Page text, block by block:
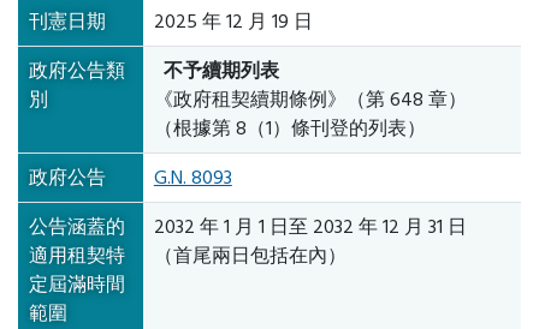
刊憲日期
2025 年 12 月 19 日
政府公告類
別
不予續期列表
《政府租契續期條例》（第 648 章）
（根據第 8（1）條刊登的列表）
政府公告
G.N. 8093
公告涵蓋的
適用租契特
定屆滿時間
範圍
2032 年 1 月 1 日至 2032 年 12 月 31 日
（首尾兩日包括在內）